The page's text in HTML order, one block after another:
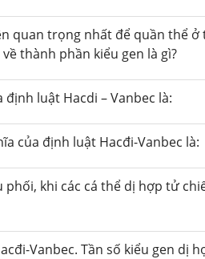
quan trọng nhất để quần thể ở
thành phần kiểu gen là gì?
định luật Hacdi – Vanbec là:
của định luật Hacđi-Vanbec là:
khi các cá thể dị hợp tử
Vanbec. Tần số kiểu gen dị